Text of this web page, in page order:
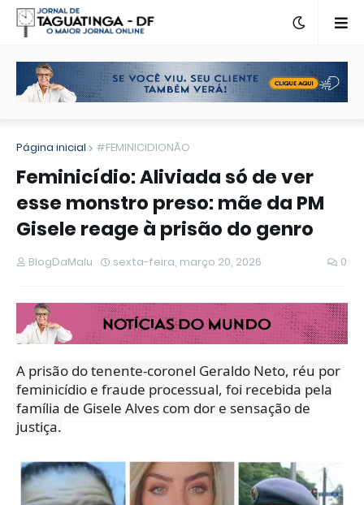
Página inicial #FEMINICIDIONÃO
Feminicídio: Aliviada só de ver
esse monstro preso: mãe da PM
Gisele reage à prisão do genro
BlogDaMalu sexta-feira, março 20, 2026 0
A prisão do tenente-coronel Geraldo Neto, réu por
feminicídio e fraude processual, foi recebida pela
família de Gisele Alves com dor e sensação de
justiça.